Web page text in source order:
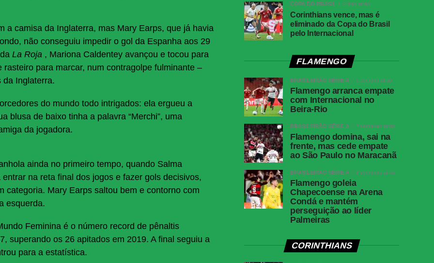
a camisa da Inglaterra, mas Mary Earps, que já havia
não conseguiu impedir o gol da Espanha aos 29
La Roja , Mariona Caldentey avançou e tocou para
para marcar, num contragolpe fulminante –
da Inglaterra.
do mundo todo intrigados: ela ergueu a
blusa de baixo tinha a palavra “Merchi”, uma
da jogadora.
ainda no primeiro tempo, quando Salma
na reta final dos jogos e fazer gols decisivos,
categoria. Mary Earps saltou bem e contorno com
esquerda.
Feminina é o número record de pênaltis
superando os 26 apitados em 2019. A final seguiu a
para a estatística.
COPA DO BRASIL 2 dias atrás
Corinthians vence, mas é
eliminado da Copa do Brasil
pelo Internacional
FLAMENGO
BRASILEIRÃO SÉRIE A 1 semana atrás
Flamengo arranca empate
com Internacional no
Beira-Rio
BRASILEIRÃO SÉRIE A 2 semanas atrás
Flamengo domina, sai na
frente, mas cede empate
ao São Paulo no Maracanã
BRASILEIRÃO SÉRIE A 2 semanas atrás
Flamengo goleia
Chapecoense na Arena
Condá e mantém
perseguição ao líder
Palmeiras
CORINTHIANS